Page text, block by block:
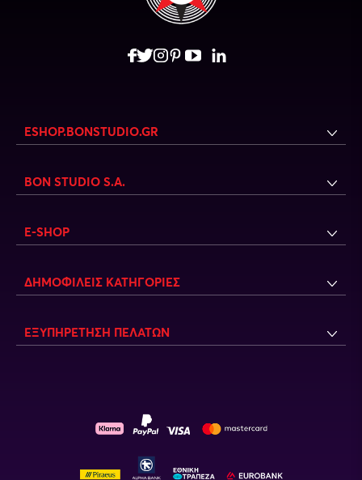
ESHOP.BONSTUDIO.GR
BON STUDIO S.A.
E-SHOP
ΔΗΜΟΦΙΛΕΙΣ ΚΑΤΗΓΟΡΙΕΣ
ΕΞΥΠΗΡΕΤΗΣΗ ΠΕΛΑΤΩΝ